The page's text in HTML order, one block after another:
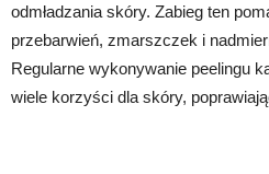
odmładzania skóry. Zabieg ten
przebarwień, zmarszczek i
Regularne wykonywanie peelingu
wiele korzyści dla skóry,